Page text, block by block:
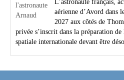
L’astronaute français,
aérienne d’Avord dans
2027 aux côtés de
privée s’inscrit dans la préparation
spatiale internationale devant être